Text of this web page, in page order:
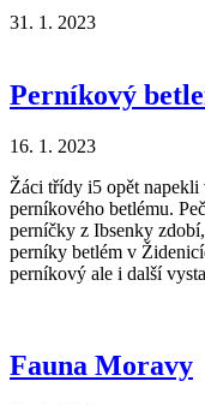
31. 1. 2023
Perníkový
16. 1. 2023
Žáci třídy i5 opět
perníkového betlému.
perníčky z Ibsenky
perníky betlém v
perníkový ale i další
Fauna Moravy